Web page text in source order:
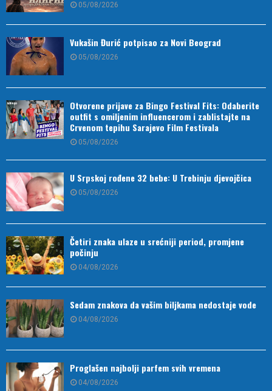
05/08/2026
Vukašin Đurić potpisao za Novi Beograd
05/08/2026
Otvorene prijave za Bingo Festival Fits: Odaberite
outfit s omiljenim influencerom i zablistajte na
Crvenom tepihu Sarajevo Film Festivala
05/08/2026
U Srpskoj rođene 32 bebe: U Trebinju djevojčica
05/08/2026
Četiri znaka ulaze u srećniji period, promjene
počinju
04/08/2026
Sedam znakova da vašim biljkama nedostaje vode
04/08/2026
Proglašen najbolji parfem svih vremena
04/08/2026